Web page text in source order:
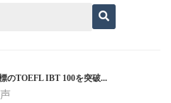
のTOEFL IBT 100を突破...